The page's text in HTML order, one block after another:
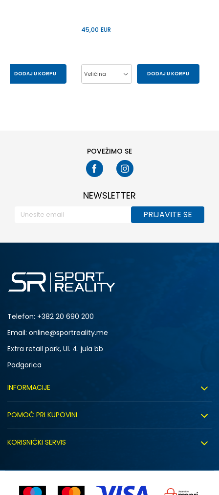
DODAJ U KORPU
45,00 EUR
Veličina DODAJ U KORPU
POVEŽIMO SE
NEWSLETTER
PRIJAVITE SE
Telefon: +382 20 690 200
Email: online@sportreality.me
Extra retail park, Ul. 4. jula bb
Podgorica
INFORMACIJE
Zapošljavanje
Sindikalna prodaja
Kontakt
POMOĆ PRI KUPOVINI
Kako kupiti
Uputstvo za registraciju
KORISNIČKI SERVIS